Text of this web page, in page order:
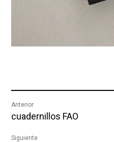
Navegación
de
Anterior
Entrada
cuadernillos FAO
Siguiente